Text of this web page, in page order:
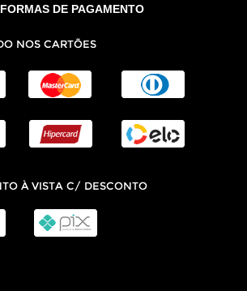
FORMAS DE PAGAMENTO